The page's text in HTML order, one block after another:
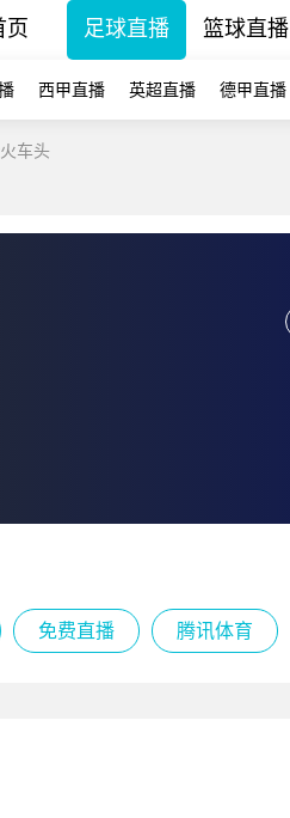
页 足球直播 篮球直播
西甲直播 英超直播 德甲直播
车头
免费直播 腾讯体育